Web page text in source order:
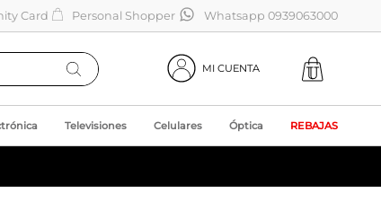
Card Personal Shopper Whatsapp 0939063000
MI CUENTA
Televisiones Celulares Óptica REBAJAS